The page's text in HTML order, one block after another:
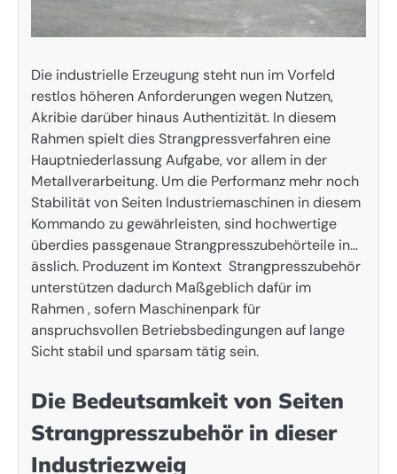
Die industrielle Erzeugung steht nun im Vorfeld
restlos höheren Anforderungen wegen Nutzen,
Akribie darüber hinaus Authentizität. In diesem
Rahmen spielt dies Strangpressverfahren eine
Hauptniederlassung Aufgabe, vor allem in der
Metallverarbeitung. Um die Performanz mehr noch
Stabilität von Seiten Industriemaschinen in diesem
Kommando zu gewährleisten, sind hochwertige
überdies passgenaue Strangpresszubehörteile in…
ässlich. Produzent im Kontext Strangpresszubehör
unterstützen dadurch Maßgeblich dafür im
Rahmen , sofern Maschinenpark für
anspruchsvollen Betriebsbedingungen auf lange
Sicht stabil und sparsam tätig sein.
Die Bedeutsamkeit von Seiten
Strangpresszubehör in dieser
Industriezweig